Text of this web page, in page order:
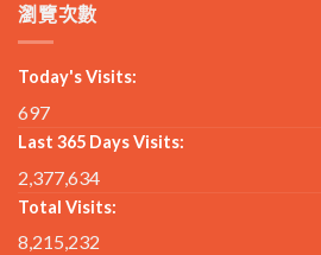
瀏覽次數
Today's Visits:
697
Last 365 Days Visits:
2,377,634
Total Visits:
8,215,232